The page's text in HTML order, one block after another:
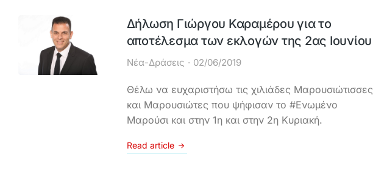
Δήλωση Γιώργου Καραμέρου για το
αποτέλεσμα των εκλογών της 2ας Ιουνίου
Νέα-Δράσεις 02/06/2019
Θέλω να ευχαριστήσω τις χιλιάδες Μαρουσιώτισσες
και Μαρουσιώτες που ψήφισαν το #Ενωμένο
Μαρούσι και στην 1η και στην 2η Κυριακή.
Read article